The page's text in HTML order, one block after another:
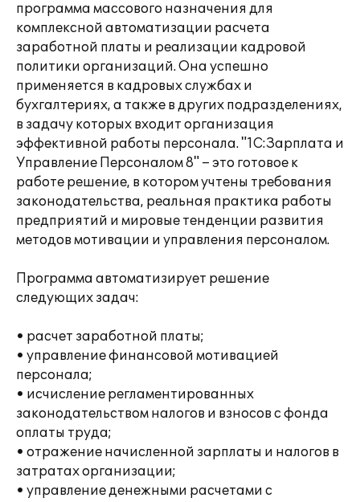
программа массового назначения для
комплексной автоматизации расчета
заработной платы и реализации кадровой
политики организаций. Она успешно
применяется в кадровых службах и
бухгалтериях, а также в других подразделениях,
в задачу которых входит организация
эффективной работы персонала. "1С:Зарплата и
Управление Персоналом 8" – это готовое к
работе решение, в котором учтены требования
законодательства, реальная практика работы
предприятий и мировые тенденции развития
методов мотивации и управления персоналом.
Программа автоматизирует решение
следующих задач:
• расчет заработной платы;
• управление финансовой мотивацией
персонала;
• исчисление регламентированных
законодательством налогов и взносов с фонда
оплаты труда;
• отражение начисленной зарплаты и налогов в
затратах организации;
• управление денежными расчетами с